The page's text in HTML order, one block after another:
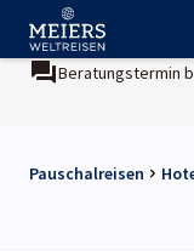
Beratungstermin
Pauschalreisen